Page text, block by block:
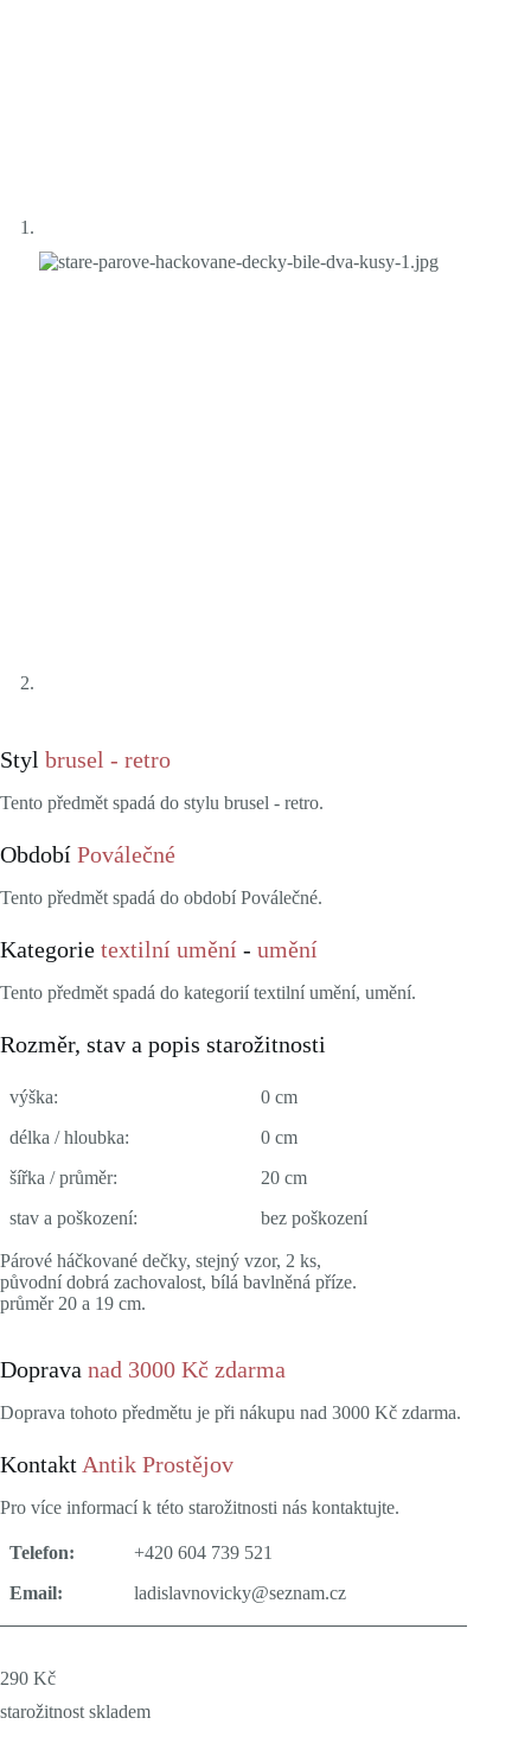
Styl brusel - retro
Tento předmět spadá do stylu brusel - retro.
Období Poválečné
Tento předmět spadá do období Poválečné.
Kategorie textilní umění - umění
Tento předmět spadá do kategorií textilní umění, umění.
Rozměr, stav a popis starožitnosti
výška:
0 cm
délka / hloubka:
0 cm
šířka / průměr:
20 cm
stav a poškození:
bez poškození
Párové háčkované dečky, stejný vzor, 2 ks,
původní dobrá zachovalost, bílá bavlněná příze.
průměr 20 a 19 cm.
Doprava nad 3000 Kč zdarma
Doprava tohoto předmětu je při nákupu nad 3000 Kč zdarma.
Kontakt Antik Prostějov
Pro více informací k této starožitnosti nás kontaktujte.
Telefon:
+420 604 739 521
Email:
ladislavnovicky@seznam.cz
290 Kč
starožitnost skladem